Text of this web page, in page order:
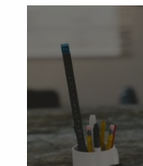
Parce
aussi